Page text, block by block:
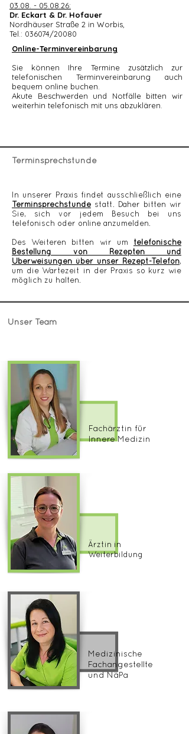
03.08. - 05.08.26:
Dr. Eckart & Dr. Hofauer
Nordhäuser Straße 2 in Worbis,
Tel.: 036074/20080
Online-Terminvereinbarung
Sie können Ihre Termine zusätzlich zur
telefonischen Terminvereinbarung auch
bequem online buchen.
Akute Beschwerden und Notfälle bitten wir
weiterhin telefonisch mit uns abzuklären.
Terminsprechstunde
In unserer Praxis findet ausschließlich eine
Terminsprechstunde statt. Daher bitten wir
Sie, sich vor jedem Besuch bei uns
telefonisch oder online anzumelden.
Des Weiteren bitten wir um telefonische
Bestellung von Rezepten und
Überweisungen über unser Rezept-Telefon,
um die Wartezeit in der Praxis so kurz wie
möglich zu halten.
Unser Team
Fachärztin für
Innere Medizin
Ärztin in
Weiterbildung
Medizinische
Fachangestellte
und NäPa